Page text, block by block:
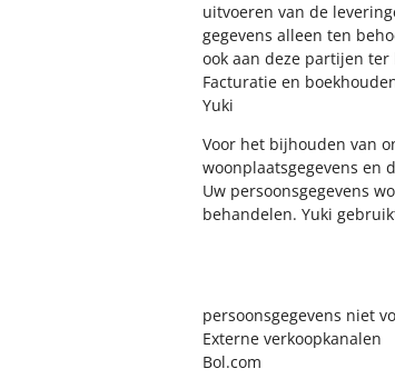
uitvoeren van de
gegevens alleen ten
ook aan deze partijen ter
Facturatie en
Yuki
Voor het bijhouden van
woonplaatsgegevens en
Uw persoonsgegevens
behandelen. Yuki
persoonsgegevens niet
Externe verkoopkanalen
Bol.com